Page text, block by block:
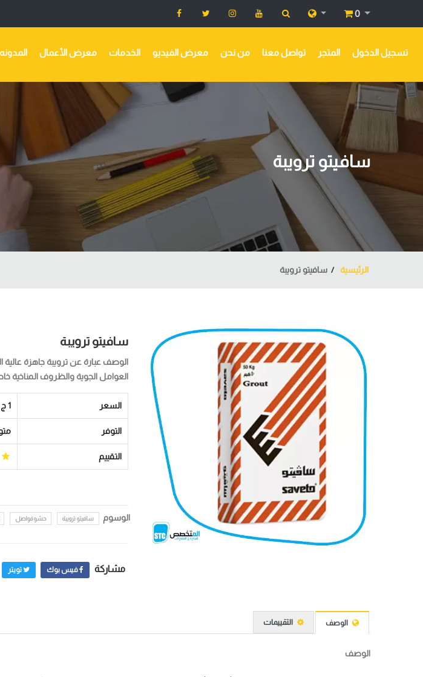
0
المدونه معرض الأعمال الخدمات معرض الفيديو من نحن تواصل معنا المتجر تسجيل الدخول
سافيتو ترويبة
الرئيسية سافيتو ترويبة
سافيتو ترويبة
الوصف عبارة عن ترويبة جاهزة
العوامل الجوية والظروف المناخية
السعر 1 ج م
التوفر
التقييم
الوسوم سافيتو ترويبة حشو فواصل
مشاركة فيس بوك تويتر
الوصف التقييمات
الوصف